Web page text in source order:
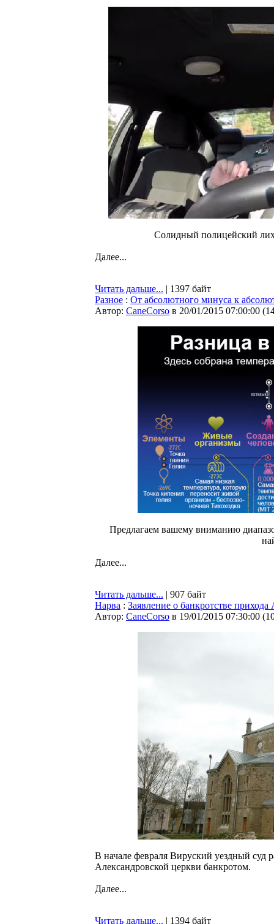
Солидный полицейский
Далее...
Читать дальше... | 1397 байт
Разное : От абсолютного минуса к
Автор: CaneCorso в 20/01/2015 07:00:00 (
Предлагаем вашему вниманию
Далее...
Читать дальше... | 907 байт
Нарва : Заявление о банкротстве
Автор: CaneCorso в 19/01/2015 07:30:00 (
В начале февраля Вируский уездный суд
Александровской церкви банкротом.
Далее...
Читать дальше... | 1394 байт